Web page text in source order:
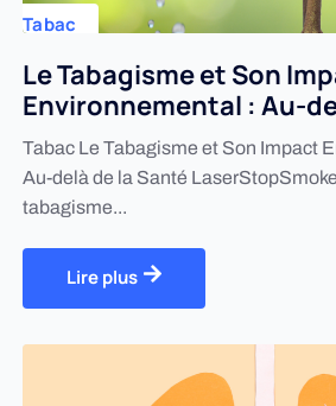
Tabac
Le Tabagisme et Son
Environnemental : Au-
Tabac Le Tabagisme et Son Impact
Au-delà de la Santé
tabagisme...
Lire plus